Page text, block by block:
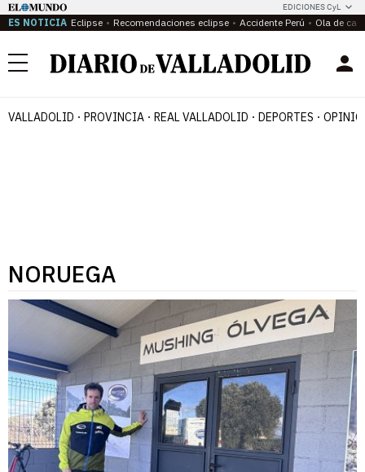
EDICIONES CyL
ES NOTICIA Eclipse Recomendaciones eclipse Accidente Perú Ola de
Menú
VALLADOLID PROVINCIA REAL VALLADOLID DEPORTES
NORUEGA